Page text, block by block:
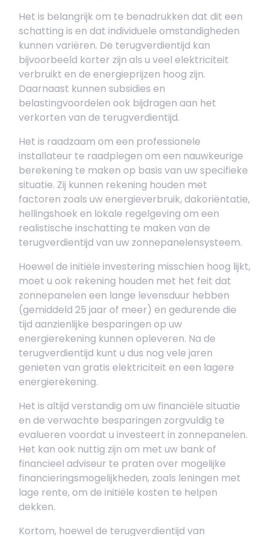
Het is belangrijk om te benadrukken dat dit een
schatting is en dat individuele omstandigheden
kunnen variëren. De terugverdientijd kan
bijvoorbeeld korter zijn als u veel elektriciteit
verbruikt en de energieprijzen hoog zijn.
Daarnaast kunnen subsidies en
belastingvoordelen ook bijdragen aan het
verkorten van de terugverdientijd.
Het is raadzaam om een professionele
installateur te raadplegen om een nauwkeurige
berekening te maken op basis van uw specifieke
situatie. Zij kunnen rekening houden met
factoren zoals uw energieverbruik, dakoriëntatie,
hellingshoek en lokale regelgeving om een
realistische inschatting te maken van de
terugverdientijd van uw zonnepanelensysteem.
Hoewel de initiële investering misschien hoog lijkt,
moet u ook rekening houden met het feit dat
zonnepanelen een lange levensduur hebben
(gemiddeld 25 jaar of meer) en gedurende die
tijd aanzienlijke besparingen op uw
energierekening kunnen opleveren. Na de
terugverdientijd kunt u dus nog vele jaren
genieten van gratis elektriciteit en een lagere
energierekening.
Het is altijd verstandig om uw financiële situatie
en de verwachte besparingen zorgvuldig te
evalueren voordat u investeert in zonnepanelen.
Het kan ook nuttig zijn om met uw bank of
financieel adviseur te praten over mogelijke
financieringsmogelijkheden, zoals leningen met
lage rente, om de initiële kosten te helpen
dekken.
Kortom, hoewel de terugverdientijd van